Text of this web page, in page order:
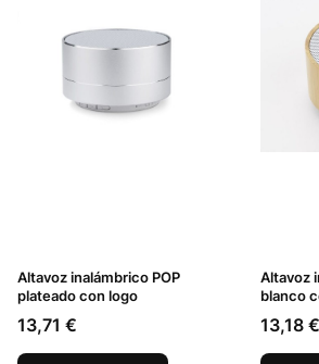
Altavoz inalámbrico POP
plateado con logo
Precio
13,71 €
Altavoz
blanco
Precio
13,18 €